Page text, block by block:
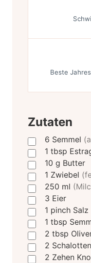
Beste
Zutaten
6 Semmel
1 tbsp
10 g Butter
1 Zwiebel
250 ml
3 Eier
1 pinch Salz
1 tbsp
2 tbsp
2 Schalotten
2 Zehen